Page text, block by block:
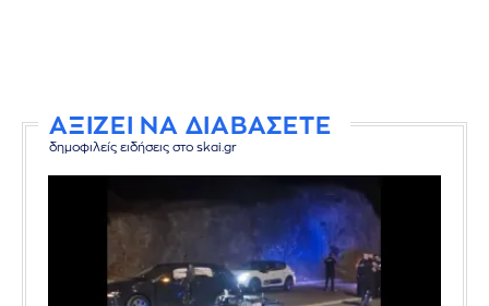
ΑΞΙΖΕΙ ΝΑ ΔΙΑΒΑΣΕΤΕ
δημοφιλείς ειδήσεις στο skai.gr